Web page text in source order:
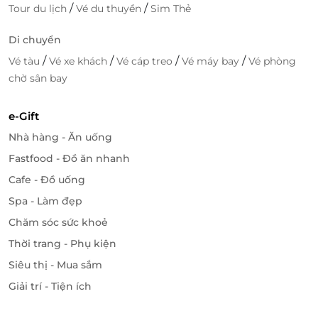
LifeLink - Săn Deal Du Lịch Giá Ưu Đãi,
Chất Lượng
Ưu Đãi Đặc Biệt
LifeLink mang đến những chương trình khuyến mãi
đáng kể mà vẫn có những chuyến đi chất lượng. Các
gói tour, khách sạn, vé máy bay được LifeLink đàm
phán với các đối tác uy tín, đảm bảo lợi ích tối đa cho
người tiêu dùng trong đó có Du Lịch Việt Promotion.
Dễ Dàng Tìm Kiếm và Đặt Lịch
Tour du lịch /Vé du thuyền /Sim Thẻ
Di chuyển
Vé tàu /Vé xe khách /Vé cáp treo /Vé máy bay /Vé phòng
chờ sân bay
e-Gift
Nhà hàng - Ăn uống
Fastfood - Đồ ăn nhanh
Cafe - Đồ uống
Spa - Làm đẹp
Chăm sóc sức khoẻ
Thời trang - Phụ kiện
Siêu thị - Mua sắm
Giải trí - Tiện ích